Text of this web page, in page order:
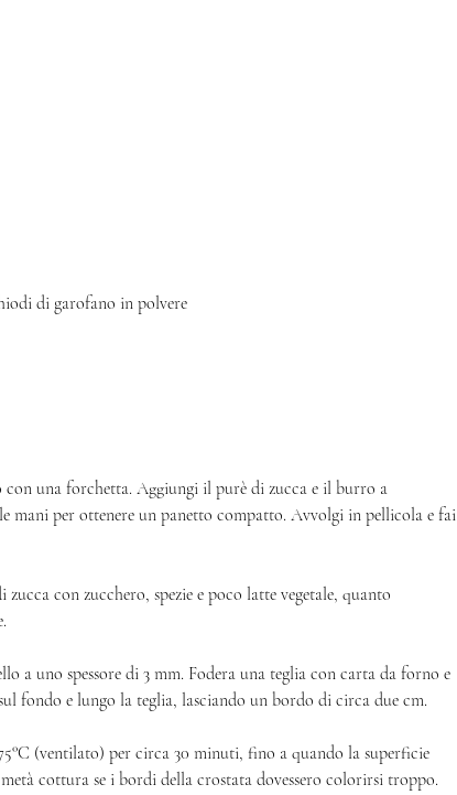
di garofano in polvere
con una forchetta. Aggiungi il purè di zucca e il burro a
per ottenere un panetto compatto. Avvolgi in pellicola e fai
con zucchero, spezie e poco latte vegetale, quanto
a uno spessore di 3 mm. Fodera una teglia con carta da forno e
fondo e lungo la teglia, lasciando un bordo di circa due cm.
(ventilato) per circa 30 minuti, fino a quando la superficie
cottura se i bordi della crostata dovessero colorirsi troppo.